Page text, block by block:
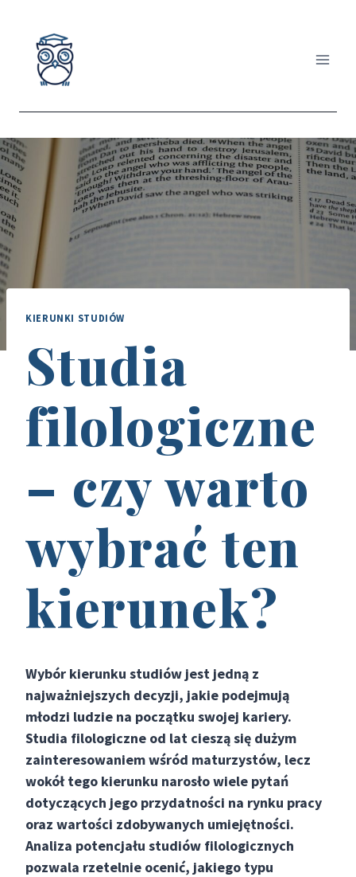
KIERUNKI STUDIÓW
Studia
filologiczne
– czy warto
wybrać ten
kierunek?
Wybór kierunku studiów jest jedną z
najważniejszych decyzji, jakie podejmują
młodzi ludzie na początku swojej kariery.
Studia filologiczne od lat cieszą się dużym
zainteresowaniem wśród maturzystów, lecz
wokół tego kierunku narosło wiele pytań
dotyczących jego przydatności na rynku pracy
oraz wartości zdobywanych umiejętności.
Analiza potencjału studiów filologicznych
pozwala rzetelnie ocenić, jakiego typu